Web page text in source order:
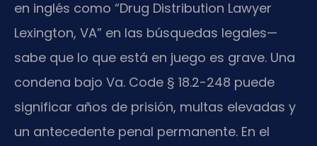
en inglés como “Drug Distribution Lawyer
Lexington, VA” en las búsquedas legales—
sabe que lo que está en juego es grave. Una
condena bajo Va. Code § 18.2-248 puede
significar años de prisión, multas elevadas y
un antecedente penal permanente. En el